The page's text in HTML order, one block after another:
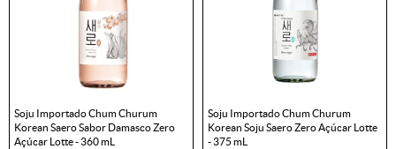
Soju Importado Chum Churum
Korean Saero Sabor Damasco Zero
Açúcar Lotte - 360 mL
Soju Importado Chum Churum
Korean Soju Saero Zero Açúcar Lotte
- 375 mL